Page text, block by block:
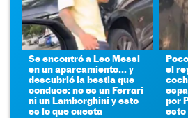
Se encontró a Leo Messi
en un aparcamiento... y
descubrió la bestia que
conduce: no es un Ferrari
ni un Lamborghini y esto
es lo que cuesta
el
por
esto